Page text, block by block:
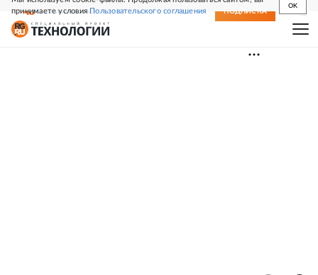
принимаете условияПользовательского соглашения
OK
СВЕЖИЙ НОМЕР ПОДПИСКА